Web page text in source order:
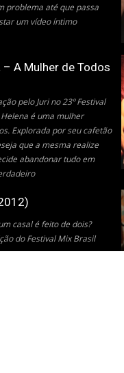
problema até que passa
um vídeo íntimo
– A Mulher de Todos
pelo Juri no 23º Festival
é uma mulher
Explorada por seu cafetão
que a mesma realize
abandonar tudo em
casal é feito de dois?
do Festival Mix Brasil